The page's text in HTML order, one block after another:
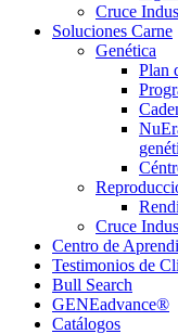
Cruce
Soluciones Carne
Genética
Plan
Cruce
Centro de
Testimonios de
Bull Search
GENEadvance®
Catálogos